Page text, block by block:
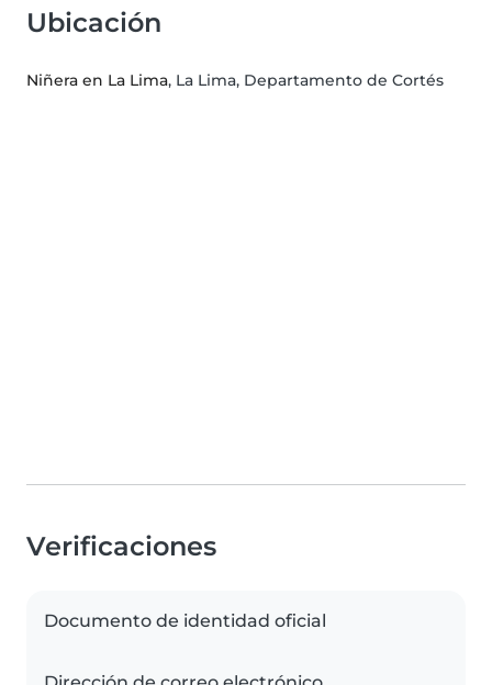
Ubicación
Niñera en La Lima, La Lima, Departamento de Cortés
Verificaciones
Documento de identidad oficial